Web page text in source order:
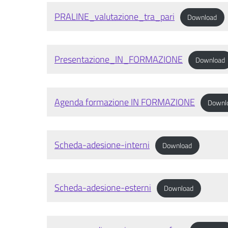
PRALINE_valutazione_tra_pari Download
Presentazione_IN_FORMAZIONE Download
Agenda formazione IN FORMAZIONE
Scheda-adesione-interni Download
Scheda-adesione-esterni Download